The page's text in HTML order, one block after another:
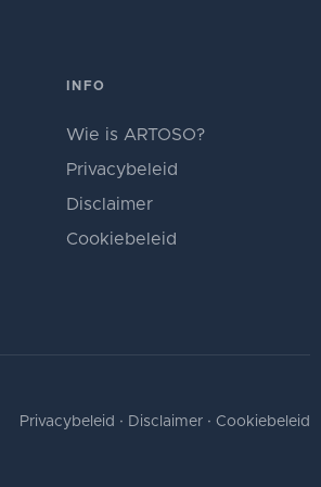
INFO
Wie is ARTOSO?
Privacybeleid
Disclaimer
Cookiebeleid
Privacybeleid · Disclaimer · Cookiebeleid